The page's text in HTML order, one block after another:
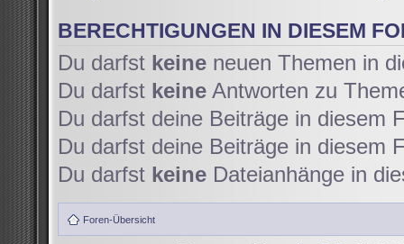
BERECHTIGUNGEN IN DIESEM
Du darfst keine neuen Themen in
Du darfst keine Antworten zu
Du darfst deine Beiträge in diesem
Du darfst deine Beiträge in diesem
Du darfst keine Dateianhänge in
Foren-Übersicht